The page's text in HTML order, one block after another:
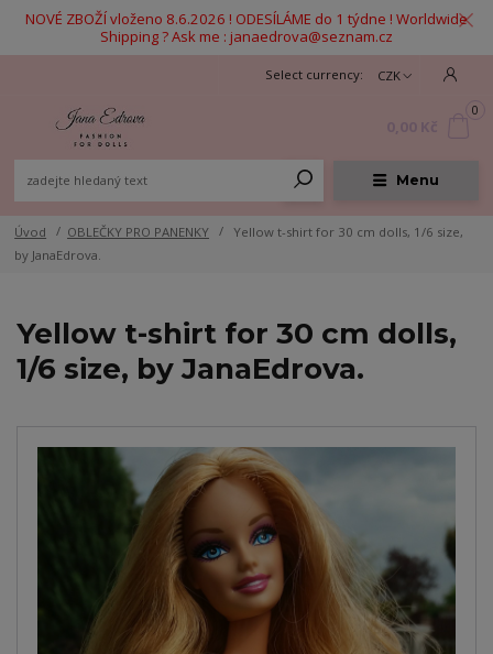
NOVÉ ZBOŽÍ vloženo 8.6.2026 ! ODESÍLÁME do 1 týdne ! Worldwide
Shipping ? Ask me : janaedrova@seznam.cz
Menu
CZK
0
Úvod OBLEČKY PRO PANENKY
Yellow t-shirt for 30 cm dolls, 1/6 size,
by JanaEdrova.
Yellow t-shirt for 30 cm dolls,
1/6 size, by JanaEdrova.